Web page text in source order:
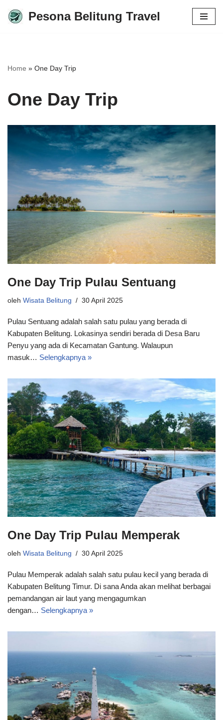
Lompat
Pesona Belitung Travel
Home » One Day Trip
One Day Trip
One Day Trip Pulau Sentuang
oleh Wisata Belitung 30 April 2025
Pulau Sentuang adalah salah satu pulau yang berada di
Kabupaten Belitung. Lokasinya sendiri berada di Desa Baru
Penyu yang ada di Kecamatan Gantung. Walaupun
masuk… Selengkapnya »
One Day Trip Pulau Memperak
oleh Wisata Belitung 30 April 2025
Pulau Memperak adalah salah satu pulau kecil yang berada di
Kabupaten Belitung Timur. Di sana Anda akan melihat berbagai
pemandangan air laut yang mengagumkan
dengan… Selengkapnya »